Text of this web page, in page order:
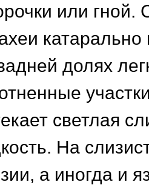
или гной.
долях
светлая
На
а иногда и